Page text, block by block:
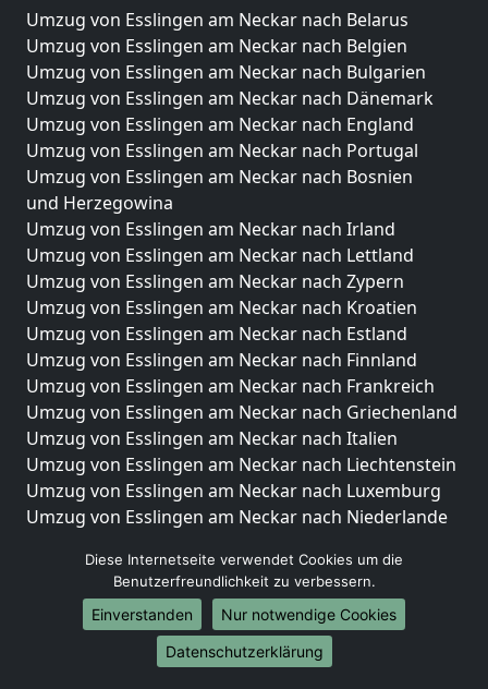
Umzug von Esslingen am Neckar nach Belarus
Umzug von Esslingen am Neckar nach Belgien
Umzug von Esslingen am Neckar nach Bulgarien
Umzug von Esslingen am Neckar nach Dänemark
Umzug von Esslingen am Neckar nach England
Umzug von Esslingen am Neckar nach Portugal
Umzug von Esslingen am Neckar nach Bosnien
und Herzegowina
Umzug von Esslingen am Neckar nach Irland
Umzug von Esslingen am Neckar nach Lettland
Umzug von Esslingen am Neckar nach Zypern
Umzug von Esslingen am Neckar nach Kroatien
Umzug von Esslingen am Neckar nach Estland
Umzug von Esslingen am Neckar nach Finnland
Umzug von Esslingen am Neckar nach Frankreich
Umzug von Esslingen am Neckar nach Griechenland
Umzug von Esslingen am Neckar nach Italien
Umzug von Esslingen am Neckar nach Liechtenstein
Umzug von Esslingen am Neckar nach Luxemburg
Umzug von Esslingen am Neckar nach Niederlande
Umzüge-Deutschlandweit
Umzug von Esslingen am Neckar nach Berlin
Umzug von Esslingen am Neckar nach Hamburg
Umzug von Esslingen am Neckar nach München
Diese Internetseite verwendet Cookies um die
Benutzerfreundlichkeit zu verbessern.
Einverstanden
Nur notwendige Cookies
Datenschutzerklärung